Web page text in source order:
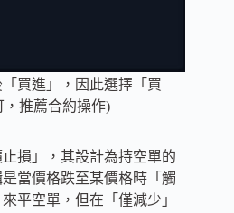
買進」，因此選擇「買
，推薦合約操作)
損」，其設計為持空單的
當價格跌至某價格時「觸
平空單，但在「僅減少」